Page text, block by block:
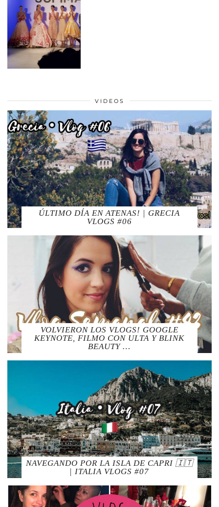
VIDEOS
ÚLTIMO DÍA EN ATENAS! | GRECIA
VLOGS #06
VOLVIERON LOS VLOGS! GOOGLE
KEYNOTE, FILMO CON ULTA Y BLINK
BEAUTY …
NAVEGANDO POR LA ISLA DE CAPRI 🇮🇹
| ITALIA VLOGS #07